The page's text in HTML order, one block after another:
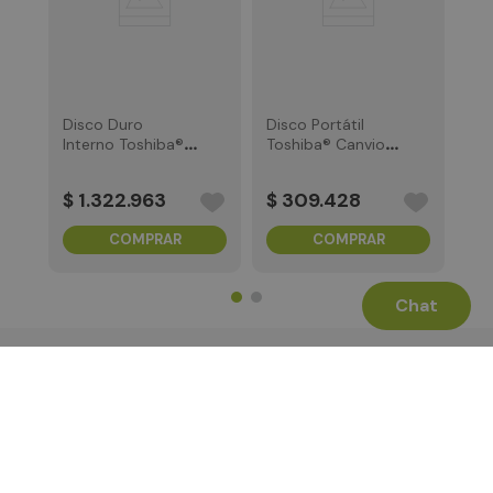
Chat
Disco Duro
Interno Toshiba®
$ 1.322.963
COMPRAR
Disco Portátil
Toshiba® Canvio®
$ 309.428
COMPRAR